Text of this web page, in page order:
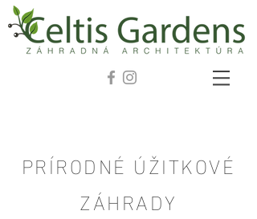
PRÍRODNÉ ÚŽITKOVÉ
ZÁHRADY